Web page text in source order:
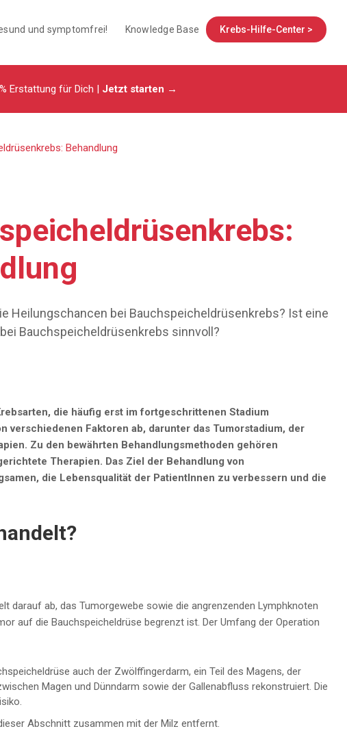
und symptomfrei! Knowledge Base Krebs-Hilfe-Center >
Erstattung für Dich | Jetzt starten →
Behandlung
Heilungschancen bei Bauchspeicheldrüsenkrebs? Ist eine
Bauchspeicheldrüsenkrebs sinnvoll?
die häufig erst im fortgeschrittenen Stadium
verschiedenen Faktoren ab, darunter das Tumorstadium, der
Zu den bewährten Behandlungsmethoden gehören
Therapien. Das Ziel der Behandlung von
die Lebensqualität der PatientInnen zu verbessern und die
darauf ab, das Tumorgewebe sowie die angrenzenden Lymphknoten
auf die Bauchspeicheldrüse begrenzt ist. Der Umfang der Operation
auch der Zwölffingerdarm, ein Teil des Magens, der
Magen und Dünndarm sowie der Gallenabfluss rekonstruiert. Die
Abschnitt zusammen mit der Milz entfernt.